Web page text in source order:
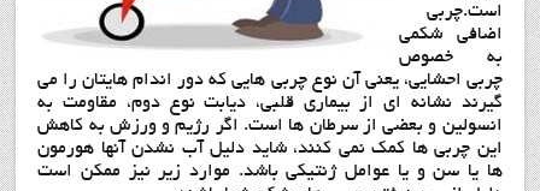
است.چربی
اضافی شکمی
به خصوص
چربی احشایی، یعنی آن نوع چربی هایی که دور اندام هایتان را می
گیرند نشانه ای از بیماری قلبی، دیابت نوع دوم، مقاومت به
انسولین و بعضی از سرطان ها است. اگر رژیم و ورزش به کاهش
این چربی ها کمکنمی کنند، شاید دلیل آب نشدن آنها هورمون
ها یا سن و یا عوامل ژنتیکی باشد. موارد زیر نیز ممکن است